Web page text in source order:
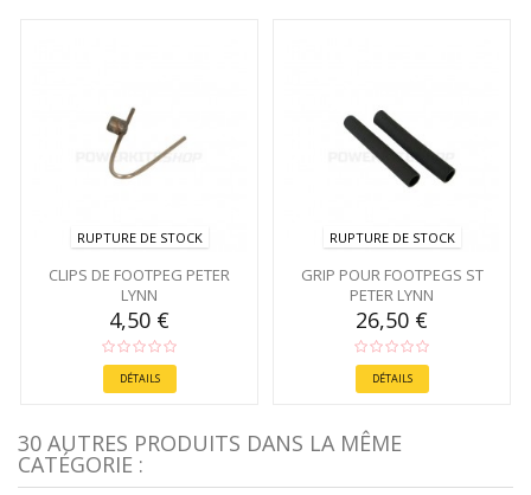
RUPTURE DE STOCK
CLIPS DE FOOTPEG PETER
LYNN
4,50 €
DÉTAILS
RUPTURE DE STOCK
GRIP POUR FOOTPEGS ST
PETER LYNN
26,50 €
DÉTAILS
30 AUTRES PRODUITS DANS LA MÊME
CATÉGORIE :